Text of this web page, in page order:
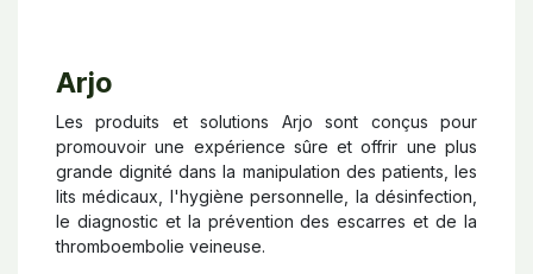
Arjo
Les produits et solutions Arjo sont conçus pour
promouvoir une expérience sûre et offrir une plus
grande dignité dans la manipulation des patients, les
lits médicaux, l'hygiène personnelle, la désinfection,
le diagnostic et la prévention des escarres et de la
thromboembolie veineuse.